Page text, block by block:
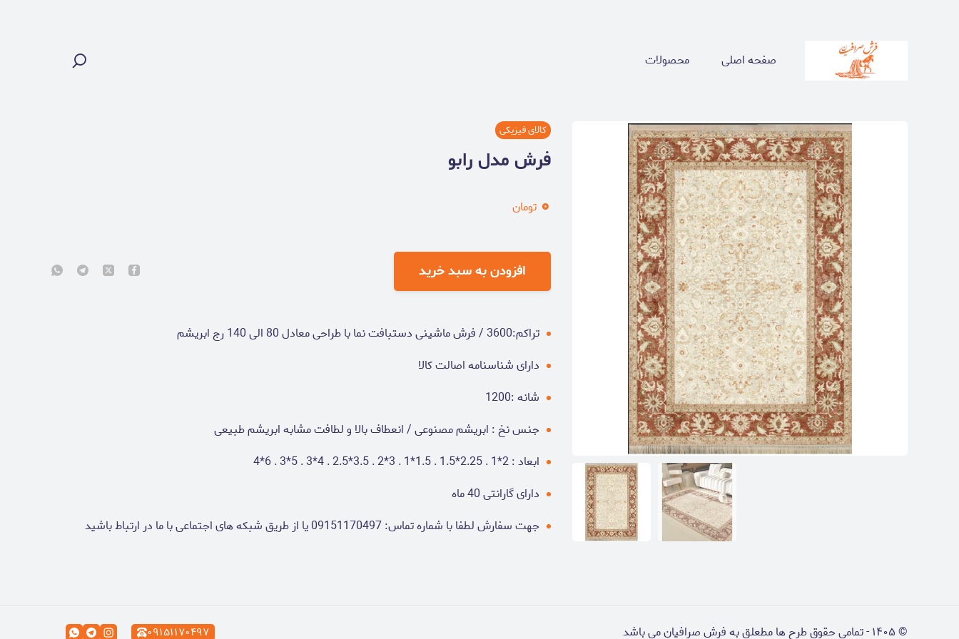
صفحه اصلی محصولات
کالای فیزیکی
فرش مدل رابو
۰ تومان
افزودن به سبد خرید
تراکم:3600 / فرش ماشینی دستبافت نما با طراحی معادل 80 الی 140 رج ابریشم
دارای شناسنامه اصالت کالا
شانه :1200
جنس نخ : ابریشم مصنوعی / انعطاف بالا و لطافت مشابه ابریشم طبیعی
ابعاد : 2*1 . 2.25*1.5 . 1.5*1 . 3*2 . 3.5*2.5 . 4*3 . 5*3 . 6*4
دارای گارانتی 40 ماه
جهت سفارش لطفا با شماره تماس: 09151170497 یا از طریق شبکه های اجتماعی با ما در ارتباط باشید
©۱۴۰۵-تمامی حقوق طرح ها مطعلق به فرش صرافیان می باشد ۰۹۱۵۱۱۷۰۴۹۷